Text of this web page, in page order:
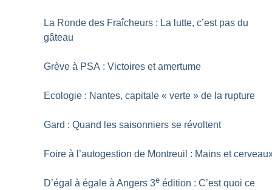
La Ronde des Fraîcheurs : La lutte, c’est pas du
gâteau
Grève à PSA : Victoires et amertume
Ecologie : Nantes, capitale « verte » de la rupture
Gard : Quand les saisonniers se révoltent
Foire à l’autogestion de Montreuil : Mains et
D’égal à égale à Angers 3e édition : C’est quoi ce